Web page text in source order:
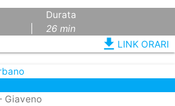
Durata
26 min
file_download LINK ORARI
Giaveno